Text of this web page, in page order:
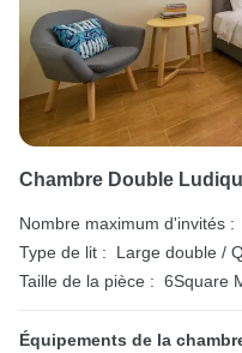
Chambre Double
Nombre maximum d'invités :
Type de lit :
Large double /
Taille de la pièce : 6Square
Équipements de la